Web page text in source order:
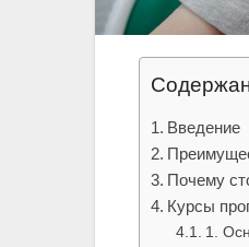
Введение
Почему
Курсы
1.